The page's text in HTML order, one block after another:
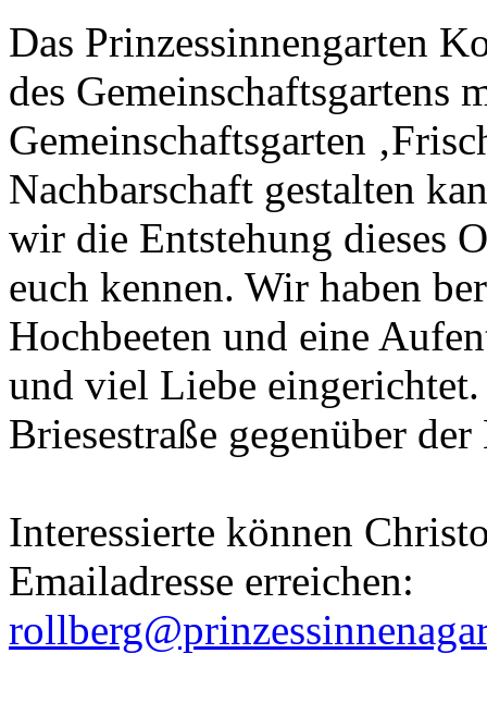
Das Prinzessinnengarten
des Gemeinschaftsgartens
Gemeinschaftsgarten
Nachbarschaft gestalten
wir die Entstehung dieses
euch kennen. Wir haben
Hochbeeten und eine
und viel Liebe
Briesestraße gegenüber
Interessierte können
Emailadresse erreichen: